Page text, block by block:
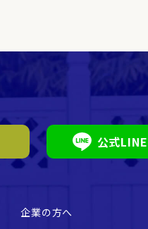
公式LINE
企業の方へ